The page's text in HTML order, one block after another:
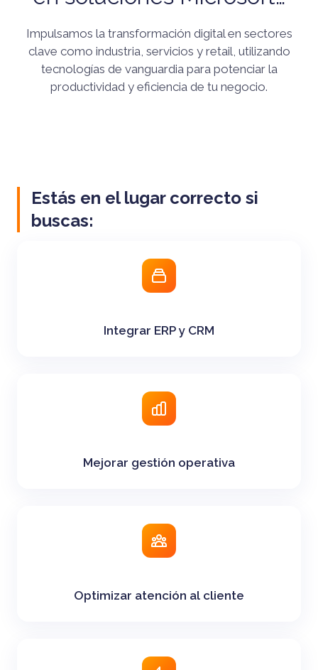
Impulsamos la transformación digital en sectores
clave como industria, servicios y retail, utilizando
tecnologías de vanguardia para potenciar la
productividad y eficiencia de tu negocio.
Estás en el lugar correcto si
buscas:
Integrar ERP y CRM
Mejorar gestión operativa
Optimizar atención al cliente